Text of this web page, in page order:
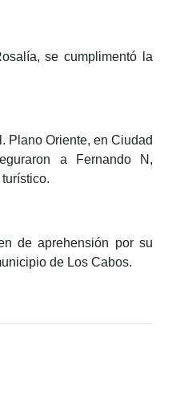
se cumplimentó la
Plano Oriente, en Ciudad
a Fernando N,
de aprehensión por su
de Los Cabos.